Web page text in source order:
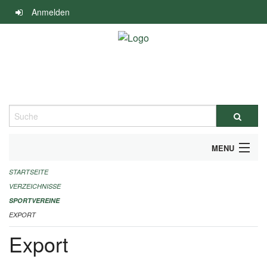
Navigation
überspringen
Anmelden
Suche
MENU
ALLGEMEINE INFORMATIONEN
FINANZIELLE UNTERSTÜTZUNG BENÖTIGT?
KONTAKT
STARTSEITE
VERZEICHNISSE
SPORTVEREINE
EXPORT
Export